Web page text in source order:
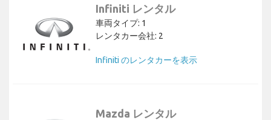
Infiniti レンタル
車両タイプ: 1
レンタカー会社: 2
Infiniti のレンタカーを表示
Mazda レンタル